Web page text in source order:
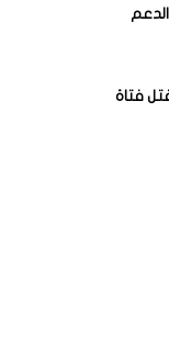
فتاة